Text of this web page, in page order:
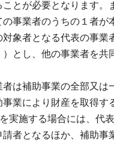
とが必要となります。
事業者のうちの１者が
対象者となる代表の事業
とし、他の事業者を共
は補助事業の全部又は
業により財産を取得す
実施する場合には、代
者となるほか、補助事